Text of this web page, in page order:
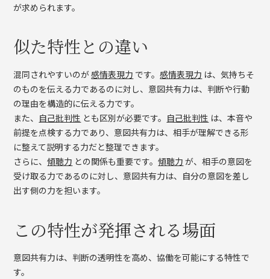
が求められます。
似た特性との違い
混同されやすいのが感情表現力 です。感情表現力 は、気持ちそ
のものを伝える力であるのに対し、意図共有力は、判断や行動
の理由を構造的に伝える力です。
また、 自己批判性 とも区別が必要です。 自己批判性 は、本音や
前提を点検する力であり、意図共有力は、相手が理解できる形
に整えて説明する力だと整理できます。
さらに、傾聴力 との関係も重要です。傾聴力 が、相手の意図を
受け取る力であるのに対し、意図共有力は、自分の意図を差し
出す側の力を担います。
この特性が発揮される場面
意図共有力は、判断の透明性を高め、協働を可能にする特性で
す。